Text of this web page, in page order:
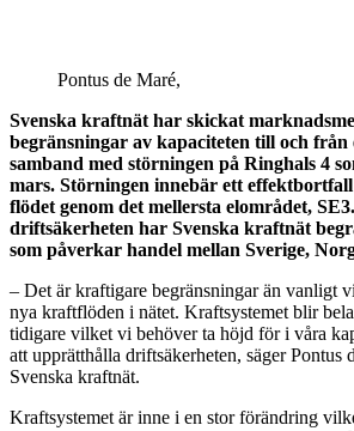
Pontus de Maré,
Svenska kraftnät har skickat
begränsningar av kapaciteten till och från
samband med störningen på Ringhals 4
mars. Störningen innebär ett
flödet genom det mellersta elområdet,
driftsäkerheten har Svenska kraftnät
som påverkar handel mellan Sverige,
– Det är kraftigare begränsningar än vanligt
nya kraftflöden i nätet. Kraftsystemet blir
tidigare vilket vi behöver ta höjd för i våra
att upprätthålla driftsäkerheten, säger Pontus
Svenska kraftnät.
Kraftsystemet är inne i en stor förändring